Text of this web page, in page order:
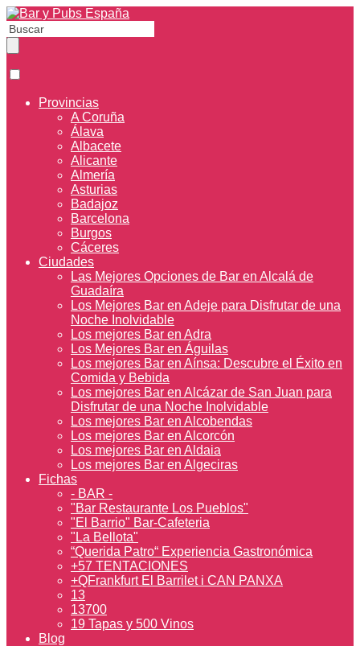
Provincias
A Coruña
Álava
Albacete
Alicante
Almería
Asturias
Badajoz
Barcelona
Burgos
Cáceres
Ciudades
Las Mejores Opciones de Bar en Alcalá de
Guadaíra
Los Mejores Bar en Adeje para Disfrutar de una
Noche Inolvidable
Los mejores Bar en Adra
Los Mejores Bar en Águilas
Los mejores Bar en Aínsa: Descubre el Éxito en
Comida y Bebida
Los mejores Bar en Alcázar de San Juan para
Disfrutar de una Noche Inolvidable
Los mejores Bar en Alcobendas
Los mejores Bar en Alcorcón
Los mejores Bar en Aldaia
Los mejores Bar en Algeciras
Fichas
- BAR -
"Bar Restaurante Los Pueblos"
"El Barrio" Bar-Cafeteria
"La Bellota"
“Querida Patro“ Experiencia Gastronómica
+57 TENTACIONES
+QFrankfurt El Barrilet i CAN PANXA
13
13700
19 Tapas y 500 Vinos
Blog